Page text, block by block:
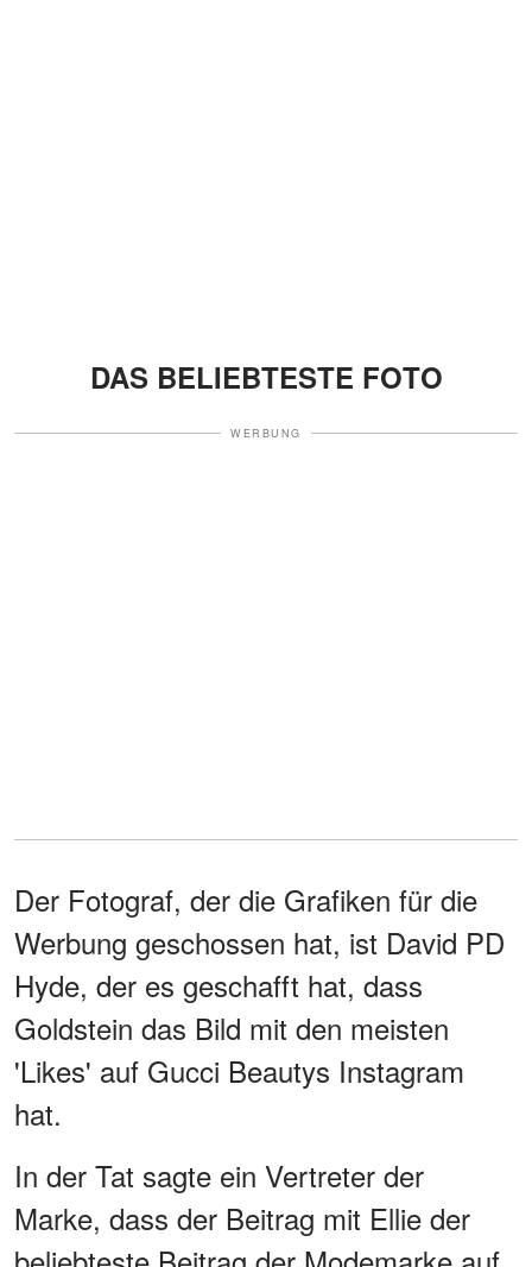
DAS BELIEBTESTE FOTO
WERBUNG
Der Fotograf, der die Grafiken für die
Werbung geschossen hat, ist David PD
Hyde, der es geschafft hat, dass
Goldstein das Bild mit den meisten
'Likes' auf Gucci Beautys Instagram
hat.
In der Tat sagte ein Vertreter der
Marke, dass der Beitrag mit Ellie der